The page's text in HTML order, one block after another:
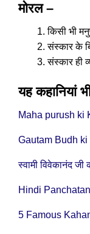
मोरल –
किसी भी
संस्कार के
संस्कार ही
यह कहानियां
Maha purush ki
Gautam Budh ki
स्वामी विवेकानंद जी
Hindi
5 Famous